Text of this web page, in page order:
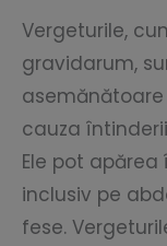
Vergeturile,
gravidarum,
cauza
Ele pot
inclusiv pe
fese.